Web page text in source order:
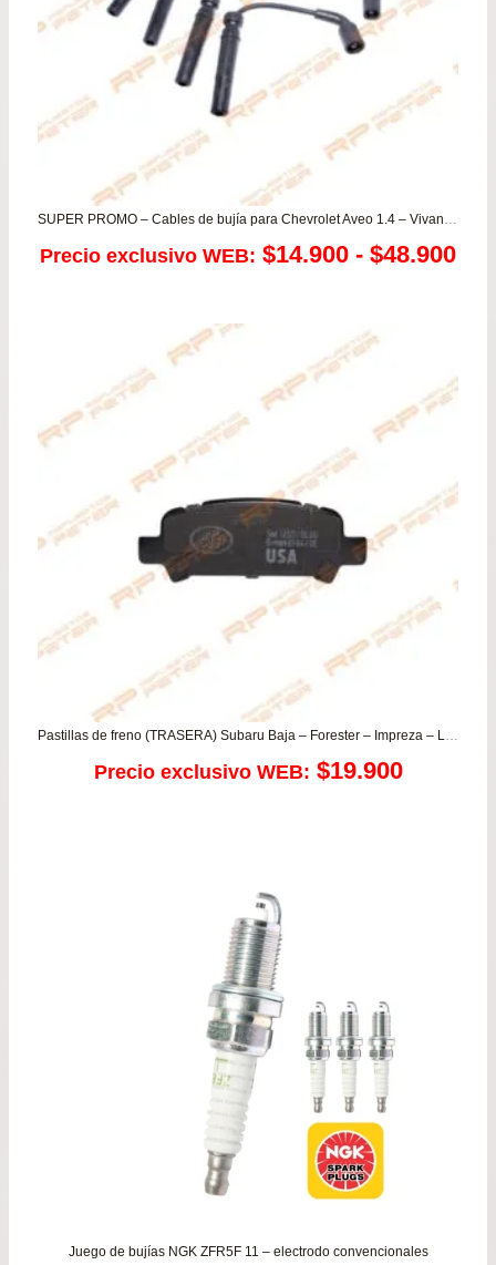
SUPER PROMO – Cables de bujía para Chevrolet Aveo 1.4 – Vivant 1.6 / DAEWOO Nubira 1.6 – Rezzo
Precio exclusivo WEB: $14.900 - $48.900
Pastillas de freno (TRASERA) Subaru Baja – Forester – Impreza – Legacy – Outback
Precio exclusivo WEB: $19.900
Juego de bujías NGK ZFR5F 11 – electrodo convencionales